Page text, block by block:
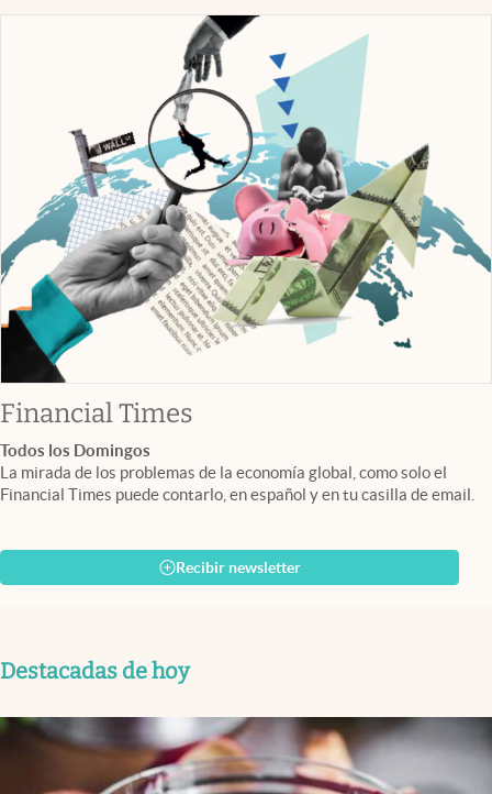
Financial Timesabre en nueva pestaña
Todos los Domingos
La mirada de los problemas de la economía global, como solo el
Financial Times puede contarlo, en español y en tu casilla de email.
Recibir newsletter
Destacadas de hoy